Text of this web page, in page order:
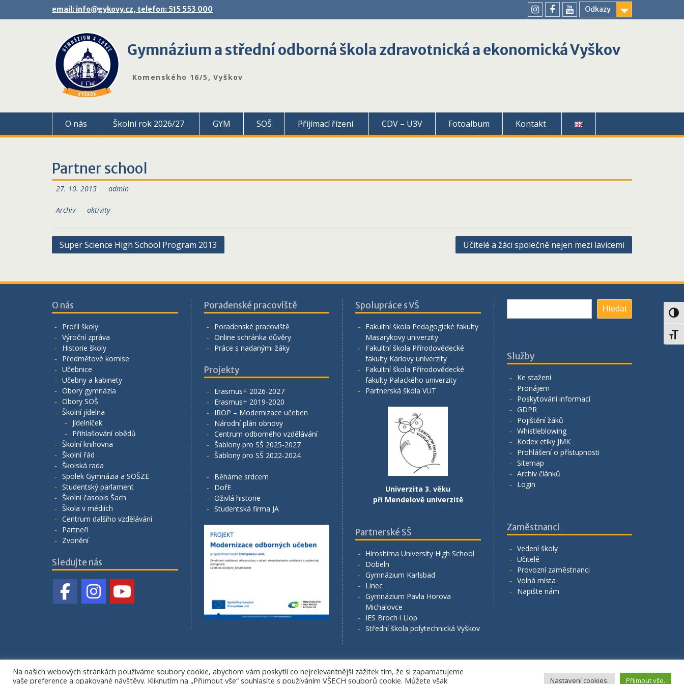
email: info@gykovy.cz, telefon: 515 553 000 Odkazy
youtube
Gymnázium a střední odborná škola zdravotnická a ekonomická Vyškov
Komenského 16/5, Vyškov
O nás Školní rok 2026/27 GYM SOŠ Přijímací řízení CDV – U3V Fotoalbum Kontakt
Partner school
27. 10. 2015 admin
Archiv aktivity
Navigace
Super Science High School Program 2013 Učitelé a žáci společně nejen mezi lavicemi
O nás
Profil školy
Výroční zpráva
Historie školy
Předmětové komise
Učebnice
Učebny a kabinety
Obory gymnázia
Obory SOŠ
Školní jídelna
Jídelníček
Přihlašování obědů
Školní knihovna
Školní řád
Školská rada
Spolek Gymnázia a SOŠZE
Studentský parlament
Školní časopis Šach
Škola v médiích
Centrum dalšího vzdělávání
Partneři
Zvonění
Sledujte nás
Poradenské pracoviště
Poradenské pracoviště
Online schránka důvěry
Práce s nadanými žáky
Projekty
Erasmus+ 2026-2027
Erasmus+ 2019-2020
IROP – Modernizace učeben
Národní plán obnovy
Centrum odborného vzdělávání
Šablony pro SŠ 2025-2027
Šablony pro SŠ 2022-2024
Běháme srdcem
DofE
Oživlá historie
Studentská firma JA
Spolupráce s VŠ
Fakultní škola Pedagogické fakulty
Masarykovy univerzity
Fakultní škola Přírodovědecké
fakulty Karlovy univerzity
Fakultní škola Přírodovědecké
fakulty Palackého univerzity
Partnerská škola VUT
Univerzita 3. věku
při Mendelově univerzitě
Partnerské SŠ
Hiroshima University High School
Döbeln
Gymnázium Karlsbad
Linec
Gymnázium Pavla Horova
Michalovce
IES Broch i Llop
Střední škola polytechnická Vyškov
Hledat
Služby
Ke stažení
Pronájem
Poskytování informací
GDPR
Pojištění žáků
Whistleblowing
Kodex etiky JMK
Prohlášení o přístupnosti
Sitemap
Archiv článků
Login
Zaměstnanci
Vedení školy
Učitelé
Provozní zaměstnanci
Volná místa
Napište nám
Copyright. All rights reserved.
Na našich webových stránkách používáme soubory cookie, abychom vám poskytli co nejrelevantnější zážitek tím, že si zapamatujeme
vaše preference a opakované návštěvy. Kliknutím na „Přijmout vše“ souhlasíte s používáním VŠECH souborů cookie. Můžete však
Nastavení cookies. Přijmout vše.